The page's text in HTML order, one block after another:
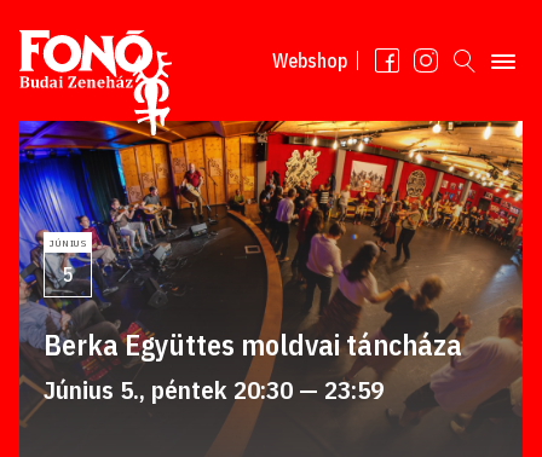
Tovább a tartalomhoz
Webshop
JÚNIUS
5
Berka Együttes moldvai táncháza
Június 5., péntek 20:30 — 23:59